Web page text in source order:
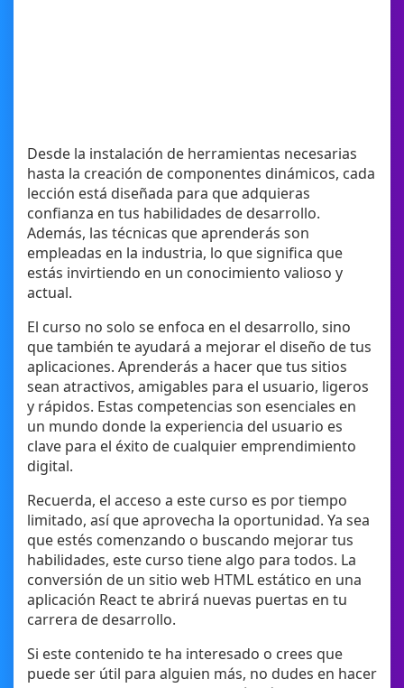
Desde la instalación de herramientas necesarias
hasta la creación de componentes dinámicos, cada
lección está diseñada para que adquieras
confianza en tus habilidades de desarrollo.
Además, las técnicas que aprenderás son
empleadas en la industria, lo que significa que
estás invirtiendo en un conocimiento valioso y
actual.
El curso no solo se enfoca en el desarrollo, sino
que también te ayudará a mejorar el diseño de tus
aplicaciones. Aprenderás a hacer que tus sitios
sean atractivos, amigables para el usuario, ligeros
y rápidos. Estas competencias son esenciales en
un mundo donde la experiencia del usuario es
clave para el éxito de cualquier emprendimiento
digital.
Recuerda, el acceso a este curso es por tiempo
limitado, así que aprovecha la oportunidad. Ya sea
que estés comenzando o buscando mejorar tus
habilidades, este curso tiene algo para todos. La
conversión de un sitio web HTML estático en una
aplicación React te abrirá nuevas puertas en tu
carrera de desarrollo.
Si este contenido te ha interesado o crees que
puede ser útil para alguien más, no dudes en hacer